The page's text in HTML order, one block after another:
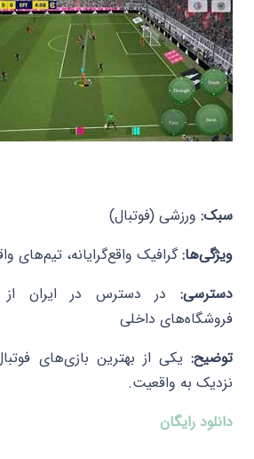
سبک: ورزشی (فوتبال)
ویژگی‌ها:گرافیک واقع‌گرایانه، تیم‌های
دسترسی: در دسترس در ایران
فروشگاه‌های داخلی
توضیح: یکی از بهترین بازی‌های
نزدیک به واقعیت.​
دانلود رایگان